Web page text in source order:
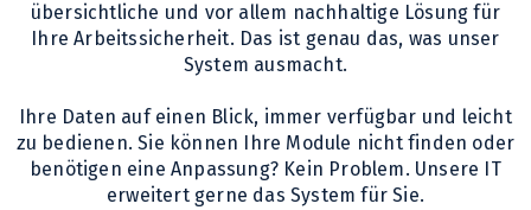
übersichtliche und vor allem nachhaltige Lösung für
Ihre Arbeitssicherheit. Das ist genau das, was unser
System ausmacht.
Ihre Daten auf einen Blick, immer verfügbar und leicht
zu bedienen. Sie können Ihre Module nicht finden oder
benötigen eine Anpassung? Kein Problem. Unsere IT
erweitert gerne das System für Sie.